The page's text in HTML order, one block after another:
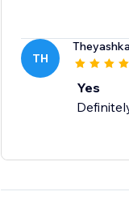
TH
Yes